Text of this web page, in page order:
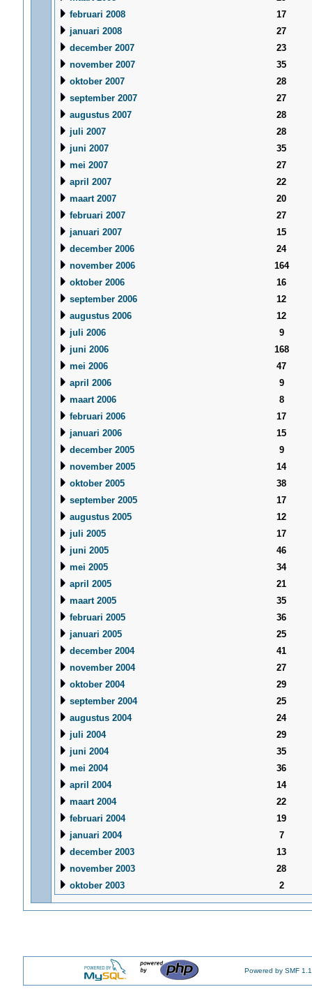
februari 2008
17
januari 2008
27
december 2007
23
november 2007
35
oktober 2007
28
september 2007
27
augustus 2007
28
juli 2007
28
juni 2007
35
mei 2007
27
april 2007
22
maart 2007
20
februari 2007
27
januari 2007
15
december 2006
24
november 2006
164
oktober 2006
16
september 2006
12
augustus 2006
12
juli 2006
9
juni 2006
168
mei 2006
47
april 2006
9
maart 2006
8
februari 2006
17
januari 2006
15
december 2005
9
november 2005
14
oktober 2005
38
september 2005
17
augustus 2005
12
juli 2005
17
juni 2005
46
mei 2005
34
april 2005
21
maart 2005
35
februari 2005
36
januari 2005
25
december 2004
41
november 2004
27
oktober 2004
29
september 2004
25
augustus 2004
24
juli 2004
29
juni 2004
35
mei 2004
36
april 2004
14
maart 2004
22
februari 2004
19
januari 2004
7
december 2003
13
november 2003
28
oktober 2003
2
Powered by SMF